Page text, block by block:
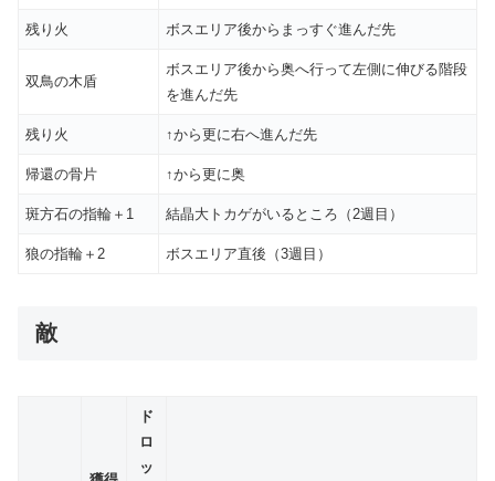
残り火 ボスエリア後からまっすぐ進んだ先
双鳥の木盾
ボスエリア後から奥へ行って左側に伸びる階段
を進んだ先
残り火 ↑から更に右へ進んだ先
帰還の骨片 ↑から更に奥
斑方石の指輪＋1 結晶大トカゲがいるところ（2週目）
狼の指輪＋2 ボスエリア直後（3週目）
敵
ド
ロ
ッ